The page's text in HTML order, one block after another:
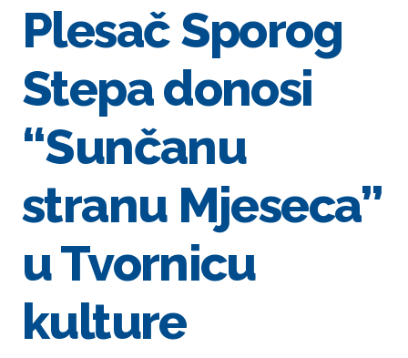
Plesač Sporog
Stepa donosi
“Sunčanu
stranu Mjeseca”
u Tvornicu
kulture